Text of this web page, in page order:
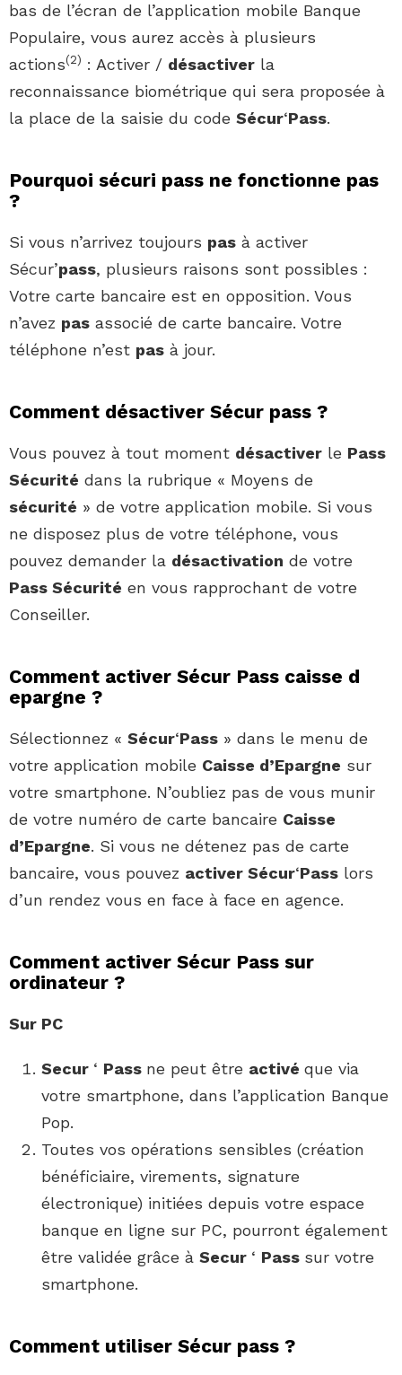
bas de l’écran de l’application mobile Banque
Populaire, vous aurez accès à plusieurs
actions(2) : Activer / désactiver la
reconnaissance biométrique qui sera proposée à
la place de la saisie du code Sécur‘Pass.
Pourquoi sécuri pass ne fonctionne pas
?
Si vous n’arrivez toujours pas à activer
Sécur’pass, plusieurs raisons sont possibles :
Votre carte bancaire est en opposition. Vous
n’avez pas associé de carte bancaire. Votre
téléphone n’est pas à jour.
Comment désactiver Sécur pass ?
Vous pouvez à tout moment désactiver le Pass
Sécurité dans la rubrique « Moyens de
sécurité » de votre application mobile. Si vous
ne disposez plus de votre téléphone, vous
pouvez demander la désactivation de votre
Pass Sécurité en vous rapprochant de votre
Conseiller.
Comment activer Sécur Pass caisse d
epargne ?
Sélectionnez « Sécur‘Pass » dans le menu de
votre application mobile Caisse d’Epargne sur
votre smartphone. N’oubliez pas de vous munir
de votre numéro de carte bancaire Caisse
d’Epargne. Si vous ne détenez pas de carte
bancaire, vous pouvez activer Sécur‘Pass lors
d’un rendez vous en face à face en agence.
Comment activer Sécur Pass sur
ordinateur ?
Sur PC
Secur ‘ Pass ne peut être activé que via
votre smartphone, dans l’application Banque
Pop.
Toutes vos opérations sensibles (création
bénéficiaire, virements, signature
électronique) initiées depuis votre espace
banque en ligne sur PC, pourront également
être validée grâce à Secur ‘ Pass sur votre
smartphone.
Comment utiliser Sécur pass ?